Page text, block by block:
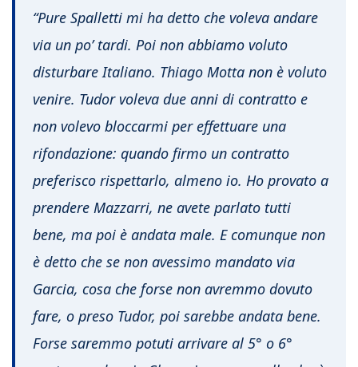
“Pure Spalletti mi ha detto che voleva andare
via un po’ tardi. Poi non abbiamo voluto
disturbare Italiano. Thiago Motta non è voluto
venire. Tudor voleva due anni di contratto e
non volevo bloccarmi per effettuare una
rifondazione: quando firmo un contratto
preferisco rispettarlo, almeno io. Ho provato a
prendere Mazzarri, ne avete parlato tutti
bene, ma poi è andata male. E comunque non
è detto che se non avessimo mandato via
Garcia, cosa che forse non avremmo dovuto
fare, o preso Tudor, poi sarebbe andata bene.
Forse saremmo potuti arrivare al 5° o 6°